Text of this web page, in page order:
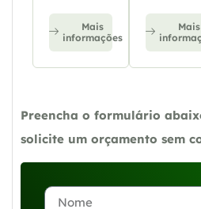
Mais
informações
Mais
Preencha o formulário
solicite um orçamento sem